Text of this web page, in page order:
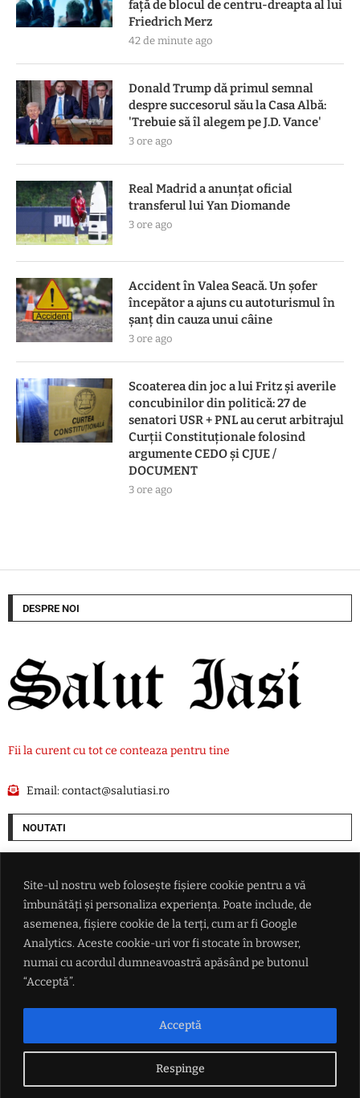
Site-ul nostru web folosește fișiere cookie pentru a vă
îmbunătăți și personaliza experiența. Poate include, de
asemenea, fișiere cookie de la terți, cum ar fi Google
Analytics. Aceste cookie-uri vor fi stocate în browser,
numai cu acordul dumneavoastră apăsând pe butonul
“Acceptă”.
Respinge
Acceptă
față de blocul de centru-dreapta al lui
Friedrich Merz
42 de minute ago
Donald Trump dă primul semnal
despre succesorul său la Casa Albă:
'Trebuie să îl alegem pe J.D. Vance'
3 ore ago
Real Madrid a anunțat oficial
transferul lui Yan Diomande
3 ore ago
Accident în Valea Seacă. Un șofer
începător a ajuns cu autoturismul în
șanț din cauza unui câine
3 ore ago
Scoaterea din joc a lui Fritz și averile
concubinilor din politică: 27 de
senatori USR + PNL au cerut arbitrajul
Curții Constituționale folosind
argumente CEDO și CJUE /
DOCUMENT
3 ore ago
DESPRE NOI
Fii la curent cu tot ce conteaza pentru tine
Email:contact@salutiasi.ro
NOUTATI
față de blocul de centru-dreapta al lui Friedrich Merz
Donald Trump dă primul semnal despre succesorul său la Casa Albă:
'Trebuie să îl alegem pe J.D. Vance'
Real Madrid a anunțat oficial transferul lui Yan Diomande
Accident în Valea Seacă. Un șofer începător a ajuns cu autoturismul în